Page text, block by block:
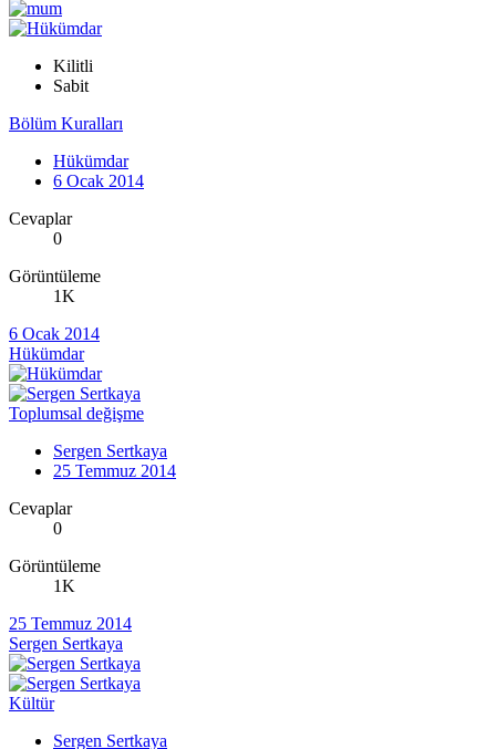
Kilitli
Sabit
Bölüm Kuralları
Hükümdar
6 Ocak 2014
Cevaplar
0
Görüntüleme
1K
6 Ocak 2014
Hükümdar
Toplumsal değişme
Sergen Sertkaya
25 Temmuz 2014
Cevaplar
0
Görüntüleme
1K
25 Temmuz 2014
Sergen Sertkaya
Kültür
Sergen Sertkaya